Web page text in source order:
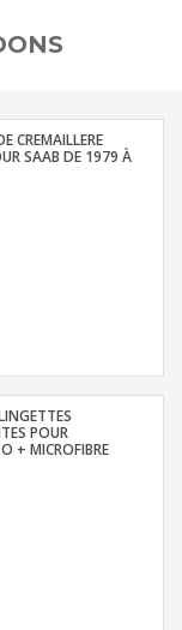
CREMAILLERE
SAAB DE 1979 À
POUR
+ MICROFIBRE